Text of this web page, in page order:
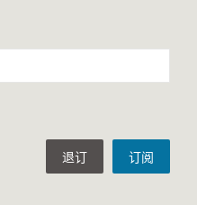
realtime/china/s
content/s673f0
content/s6742
订阅
退订